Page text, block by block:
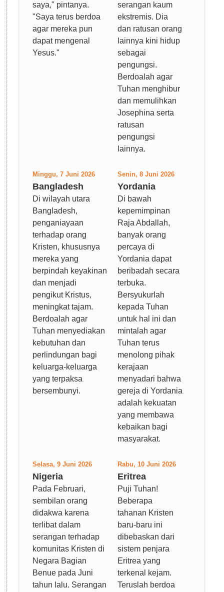
saya," pintanya.
"Saya terus berdoa
agar mereka pun
dapat mengenal
Yesus."
serangan kaum
ekstremis. Dia
dan ratusan orang
lainnya kini hidup
sebagai
pengungsi.
Berdoalah agar
Tuhan menghibur
dan memulihkan
Josephina serta
ratusan
pengungsi
lainnya.
Minggu, 7 Juni 2026
Bangladesh
Di wilayah utara
Bangladesh,
penganiayaan
terhadap orang
Kristen, khususnya
mereka yang
berpindah keyakinan
dan menjadi
pengikut Kristus,
meningkat tajam.
Berdoalah agar
Tuhan menyediakan
kebutuhan dan
perlindungan bagi
keluarga-keluarga
yang terpaksa
bersembunyi.
Senin, 8 Juni 2026
Yordania
Di bawah
kepemimpinan
Raja Abdallah,
banyak orang
percaya di
Yordania dapat
beribadah secara
terbuka.
Bersyukurlah
kepada Tuhan
untuk hal ini dan
mintalah agar
Tuhan terus
menolong pihak
kerajaan
menyadari bahwa
gereja di Yordania
adalah kekuatan
yang membawa
kebaikan bagi
masyarakat.
Selasa, 9 Juni 2026
Nigeria
Pada Februari,
sembilan orang
didakwa karena
terlibat dalam
serangan terhadap
komunitas Kristen di
Negara Bagian
Benue pada Juni
tahun lalu. Serangan
Rabu, 10 Juni 2026
Eritrea
Puji Tuhan!
Beberapa
tahanan Kristen
baru-baru ini
dibebaskan dari
sistem penjara
Eritrea yang
terkenal kejam.
Teruslah berdoa